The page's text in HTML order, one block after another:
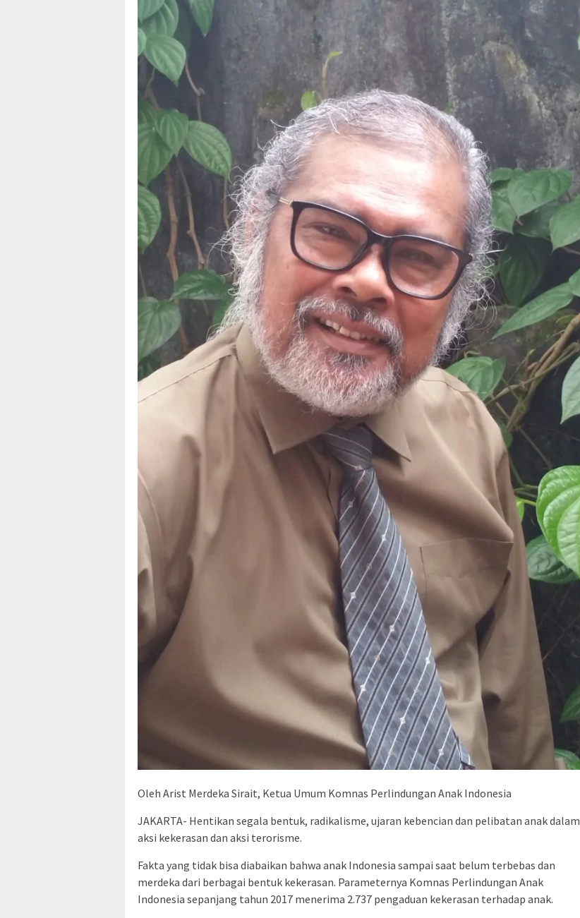
Oleh Arist Merdeka Sirait, Ketua Umum Komnas Perlindungan Anak Indonesia
JAKARTA- Hentikan segala bentuk, radikalisme, ujaran kebencian dan pelibatan anak dalam
aksi kekerasan dan aksi terorisme.
Fakta yang tidak bisa diabaikan bahwa anak Indonesia sampai saat belum terbebas dan
merdeka dari berbagai bentuk kekerasan. Parameternya Komnas Perlindungan Anak
Indonesia sepanjang tahun 2017 menerima 2.737 pengaduan kekerasan terhadap anak.